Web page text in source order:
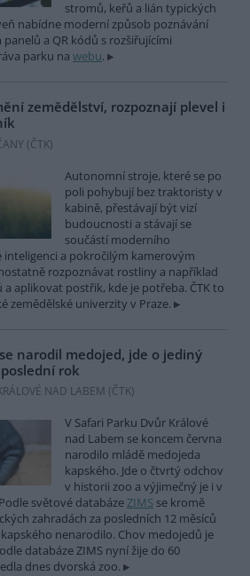
stromů, keřů a lián typických
nabídne moderní způsob poznávání
a QR kódů s rozšiřujícími
parku na webu.
zemědělství, rozpoznají plevel i
(ČTK)
Autonomní stroje, které se po
poli pohybují bez traktoristy v
kabině, přestávají být vizí
budoucnosti a stávají se
součástí moderního
inteligenci a pokročilým kamerovým
rozpoznávat rostliny a například
aplikovat postřik, kde je potřeba. ČTK to
zemědělské univerzity v Praze.
narodil medojed, jde o jediný
rok
NAD LABEM (ČTK)
V Safari Parku Dvůr Králové
nad Labem se koncem června
narodilo mládě medojeda
kapského. Jde o čtvrtý odchov
v historii zoo a výjimečný je i v
světové databázeZIMS se kromě
zahradách za posledních 12 měsíců
nenarodilo. Chov medojedů je
databáze ZIMS nyní žije do 60
dnes dvorská zoo.